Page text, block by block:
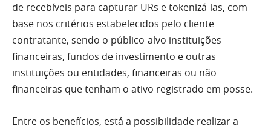
de recebíveis para capturar URs e tokenizá-las, com
base nos critérios estabelecidos pelo cliente
contratante, sendo o público-alvo instituições
financeiras, fundos de investimento e outras
instituições ou entidades, financeiras ou não
financeiras que tenham o ativo registrado em posse.
Entre os benefícios, está a possibilidade realizar a